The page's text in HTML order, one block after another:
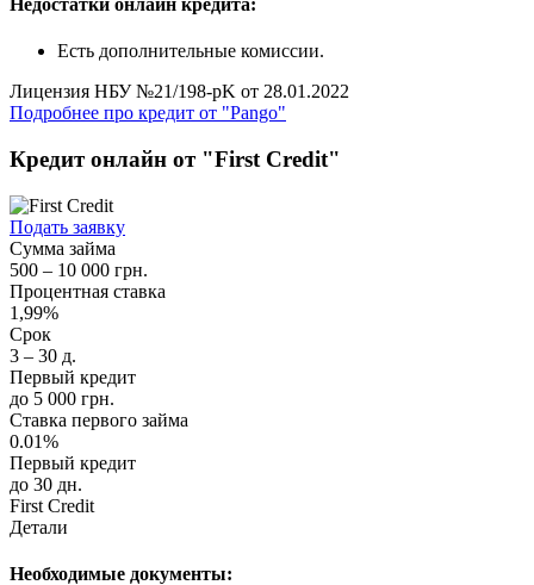
Есть дополнительные комиссии.
Лицензия НБУ №21/198-pK от 28.01.2022
Подробнее про кредит от "Pango"
Кредит онлайн от "First Credit"
Подать заявку
Сумма займа
500 – 10 000 грн.
Процентная ставка
1,99%
Срок
3 – 30 д.
Первый кредит
до 5 000 грн.
Ставка первого займа
0.01%
Первый кредит
до 30 дн.
First Credit
Детали
Необходимые документы: